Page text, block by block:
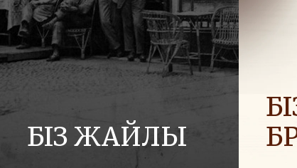
БІЗ ЖАЙЛЫ
Ferrero компаниялар тобының тарихы